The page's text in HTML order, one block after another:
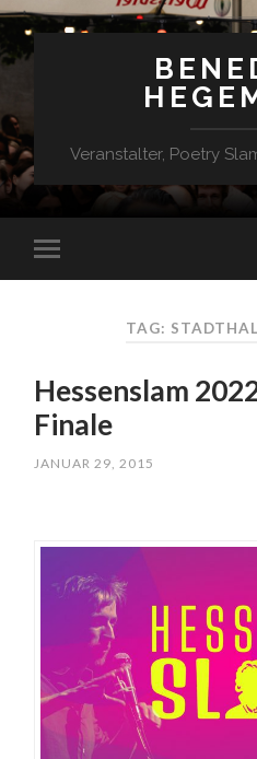
Veranstalter, Poetry
TAG:
Hessenslam
Finale
JANUAR 29, 2015